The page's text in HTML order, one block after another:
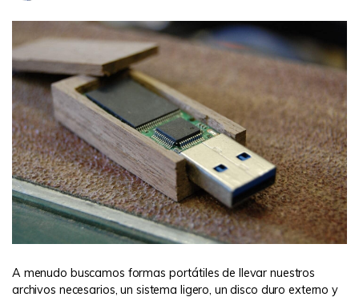
Otros Productos
Repairit - Reparar Datos
UBackit - Respaldar Datos
A menudo buscamos formas portátiles de llevar nuestros
archivos necesarios, un sistema ligero, un disco duro externo y